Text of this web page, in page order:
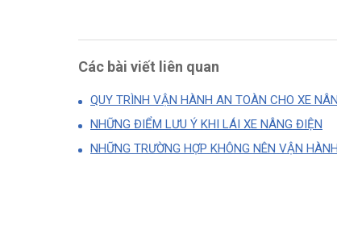
Các bài viết liên quan
QUY TRÌNH VẬN HÀNH AN TOÀN CHO XE
NHỮNG ĐIỂM LƯU Ý KHI LÁI XE NÂNG ĐIỆN
NHỮNG TRƯỜNG HỢP KHÔNG NÊN VẬN